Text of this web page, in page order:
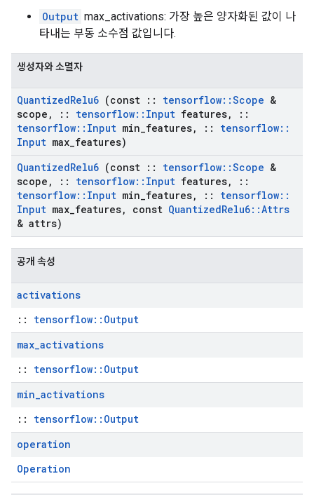
Output max_activations: 가장 높은 양자화된 값이 나
타내는 부동 소수점 값입니다.
생성자와 소멸자
QuantizedRelu6 (const :: tensorflow::Scope &
scope , :: tensorflow:: Input features,
::
tensorflow:: Input min features, :: tensorflow::
Input max features)
QuantizedRelu6 (const :: tensorflow::Scope &
scope , :: tensorflow:: Input features,
::
tensorflow:: Input min features, :: tensorflow::
Input max features, const QuantizedRelu6::Attrs
& attrs)
공개 속성
activations
:: tensorflow::Output
max_activations
:: tensorflow::Output
min_activations
:: tensorflow::Output
operation
Operation